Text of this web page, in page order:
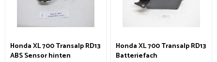
Honda XL 700 Transalp RD13
ABS Sensor hinten
Honda XL 700 Transalp RD13
Batteriefach